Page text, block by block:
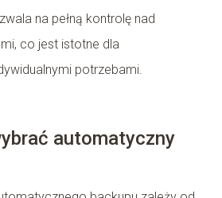
na pełną kontrolę nad
co jest istotne dla
potrzebami.
automatyczny